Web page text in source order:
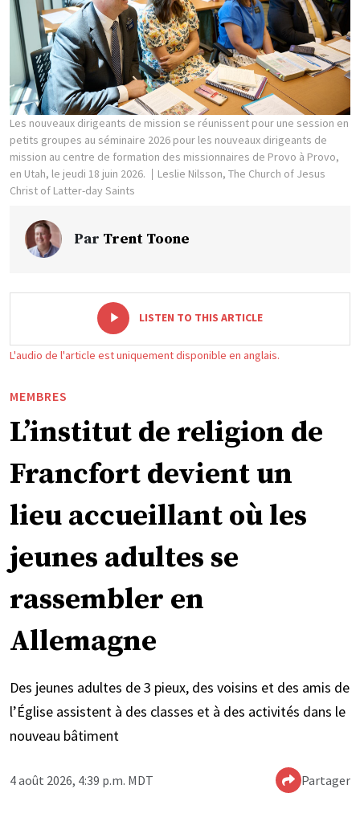
Les nouveaux dirigeants de mission se réunissent pour une session en
petits groupes au séminaire 2026 pour les nouveaux dirigeants de
mission au centre de formation des missionnaires de Provo à Provo,
en Utah, le jeudi 18 juin 2026.
Leslie Nilsson, The Church of Jesus
Christ of Latter-day Saints
Par Trent Toone
LISTEN TO THIS ARTICLE
L'audio de l'article est uniquement disponible en anglais.
MEMBRES
L’institut de religion de
Francfort devient un
lieu accueillant où les
jeunes adultes se
rassembler en
Allemagne
Des jeunes adultes de 3 pieux, des voisins et des amis de
l’Église assistent à des classes et à des activités dans le
nouveau bâtiment
4 août 2026, 4:39 p.m. MDT Partager